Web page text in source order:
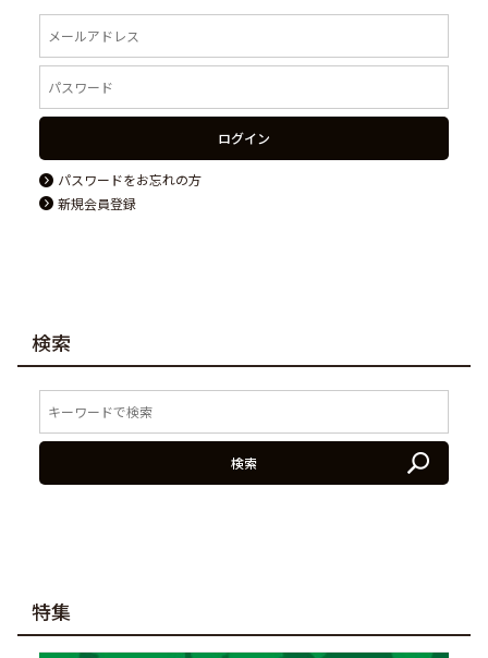
ログイン
パスワードをお忘れの方
新規会員登録
検索
検索
特集